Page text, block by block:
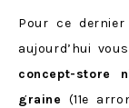
Pour ce
aujourd’hui
concept-store
graine (11e